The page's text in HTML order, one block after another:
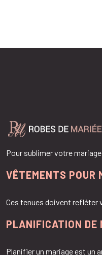
Pour sublimer votre
VÊTEMENTS POUR
Ces tenues doivent refléter
PLANIFICATION DE
Planifier un mariage est un